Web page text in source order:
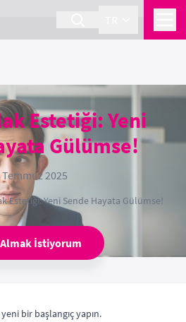
Estetiği: Yeni
Gülümse!
Temmuz 2025
Estetiği: Yeni Sende Hayata Gülümse!
İstiyorum
bir başlangıç yapın.